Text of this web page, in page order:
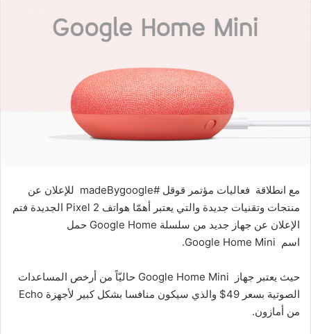
مع انطلاقة فعاليات مؤتمر قوقل #madeBygoogle للإعلان عن
منتجات وتقنيات جديدة والتي يعتبر أهمّا هواتف Pixel 2 الجديدة فتم
الإعلان عن جهاز جديد من سلسلة Google Home حمل
اسم Google Home Mini.
حيث يعتبر جهاز Google Home Mini حاليّاً من أرخص المساعدات
الصوتية بسعر 49$ والذي سيكون منافسا بشكل كبير لأجهزة Echo
من أمازون.